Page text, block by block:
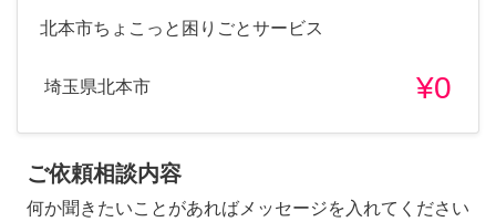
北本市ちょこっと困りごとサービス
埼玉県北本市 ¥0
ご依頼相談内容
何か聞きたいことがあればメッセージを入れてください